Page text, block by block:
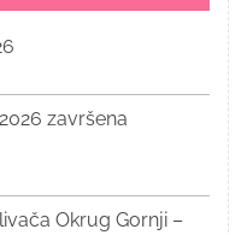
završena
Okrug Gornji –